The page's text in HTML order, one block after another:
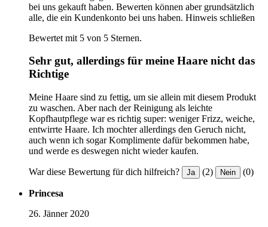
bei uns gekauft haben. Bewerten können aber grundsätzlich
alle, die ein Kundenkonto bei uns haben. Hinweis schließen
Bewertet mit 5 von 5 Sternen.
Sehr gut, allerdings für meine Haare nicht das
Richtige
Meine Haare sind zu fettig, um sie allein mit diesem Produkt
zu waschen. Aber nach der Reinigung als leichte
Kopfhautpflege war es richtig super: weniger Frizz, weiche,
entwirrte Haare. Ich mochter allerdings den Geruch nicht,
auch wenn ich sogar Komplimente dafür bekommen habe,
und werde es deswegen nicht wieder kaufen.
War diese Bewertung für dich hilfreich? Ja (2) Nein (0)
Princesa
26. Jänner 2020